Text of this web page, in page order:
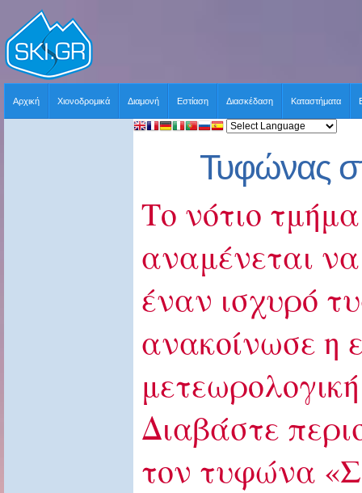
Αρχική Χιονοδρομικά Διαμονή Εστίαση Διασκέδαση Καταστήματα
Τυφώνας
Το νότιο
αναμένεται
έναν ισχυρό
ανακοίνωσε η
Διαβάστε
τον τυφώνα